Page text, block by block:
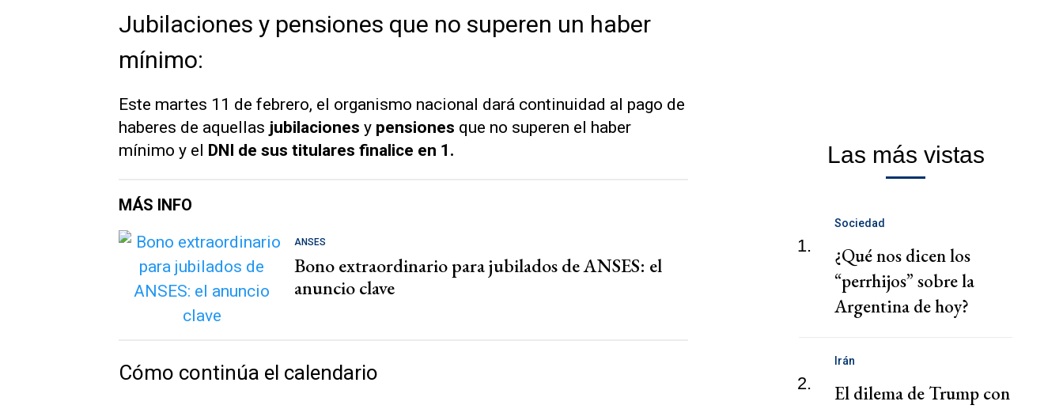
Jubilaciones y pensiones que no superen un haber
mínimo:
Este martes 11 de febrero, el organismo nacional dará continuidad al pago de
haberes de aquellas jubilaciones y pensiones que no superen el haber
mínimo y el DNI de sus titulares finalice en 1.
MÁS INFO
ANSES
Bono extraordinario para jubilados de ANSES: el
anuncio clave
Cómo continúa el calendario
Las más vistas
1.
Sociedad
¿Qué nos dicen los
“perrhijos” sobre la
Argentina de hoy?
2.
Irán
El dilema de Trump con